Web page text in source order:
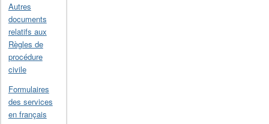
Autres
documents
relatifs aux
Règles de
procédure
civile
Formulaires
des services
en français